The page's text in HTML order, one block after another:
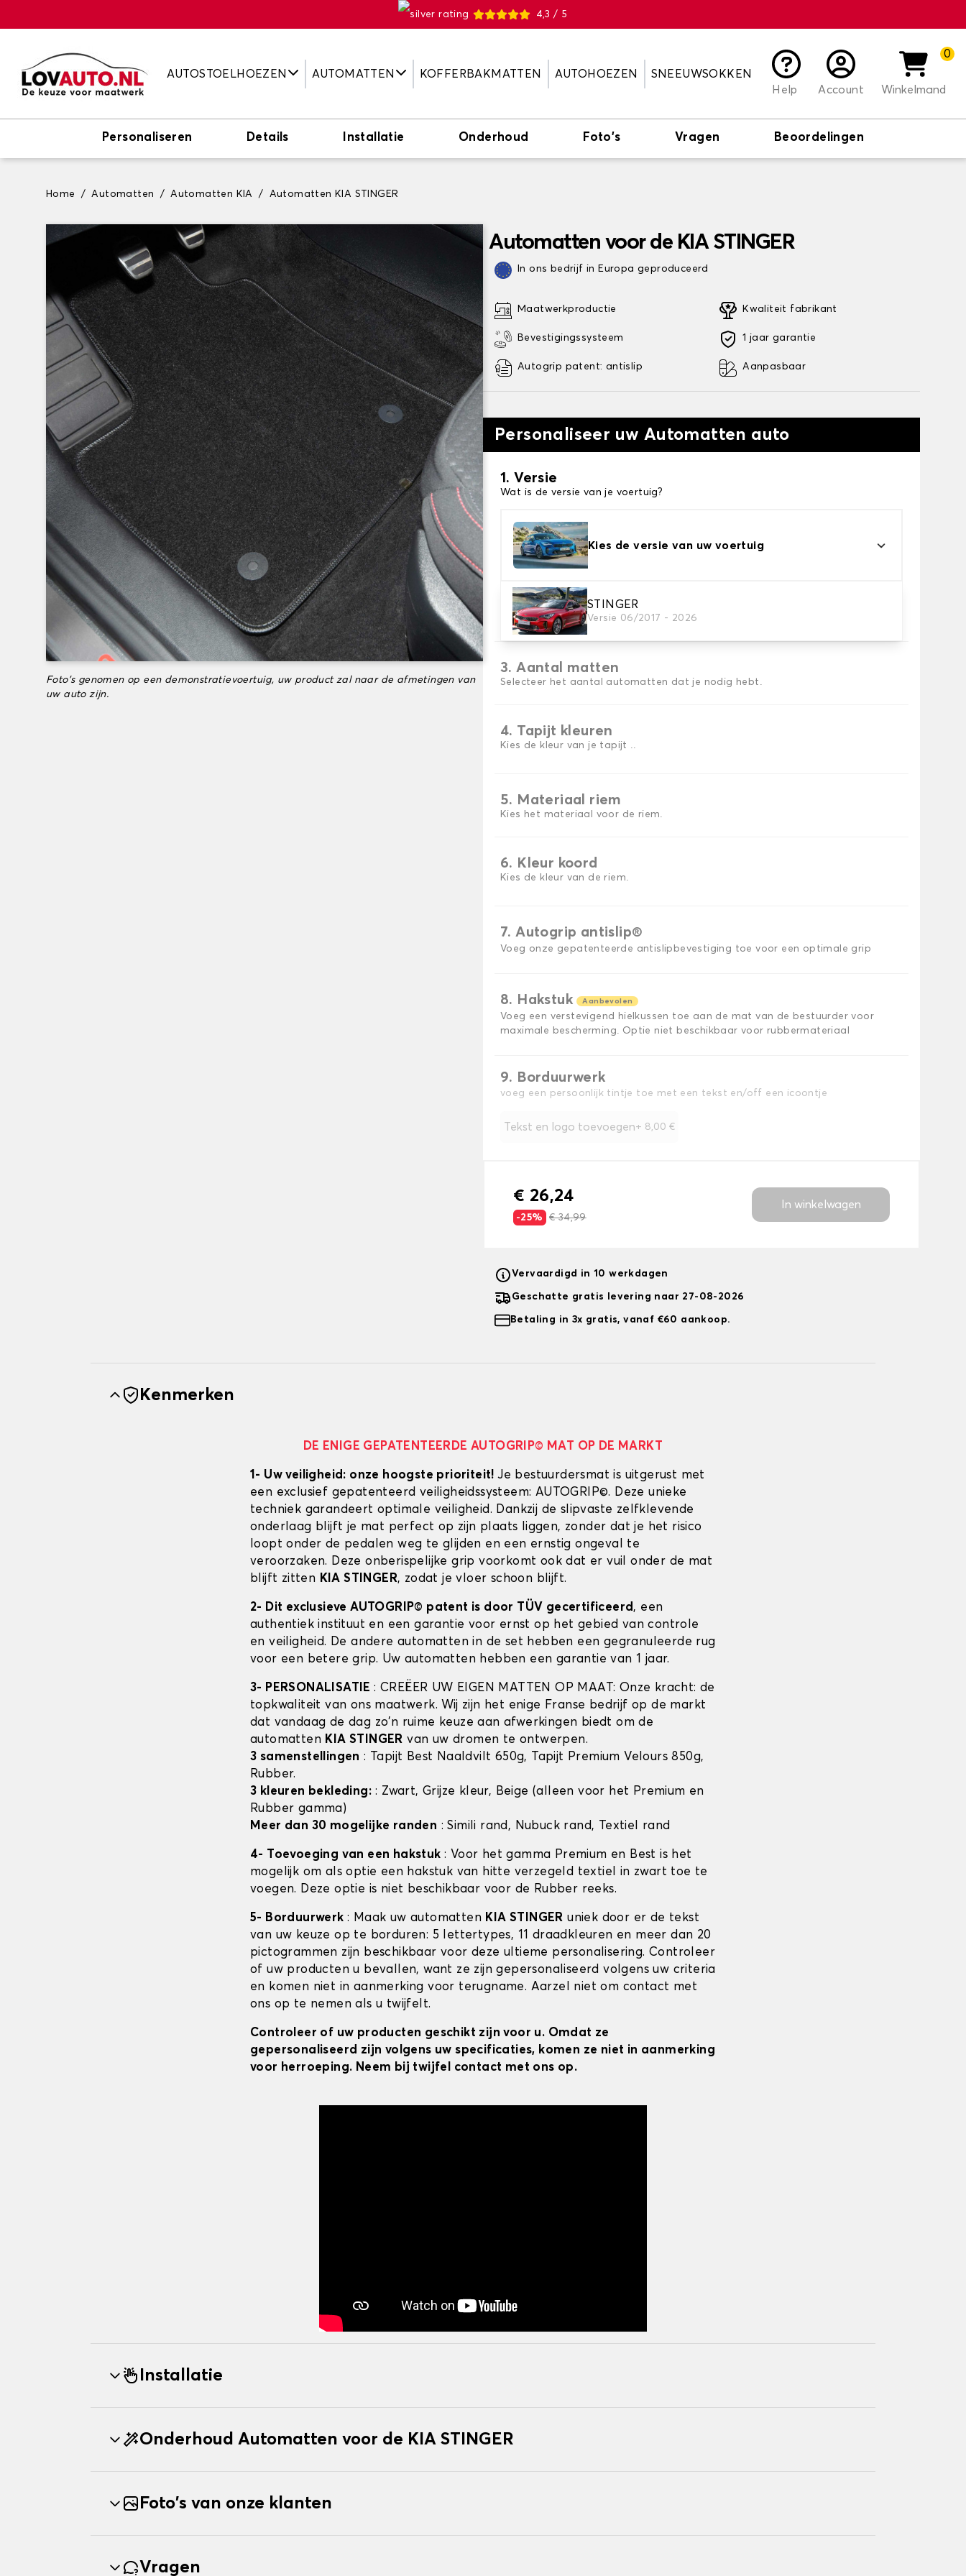
4,3 / 5
AUTOSTOELHOEZEN AUTOMATTEN KOFFERBAKMATTEN AUTOHOEZEN
SNEEUWSOKKEN
Help
Account
0
Winkelmand
Personaliseren Details Installatie Onderhoud Foto's Vragen Beoordelingen
Home Automatten Automatten KIA Automatten KIA STINGER
Foto's genomen op een demonstratievoertuig, uw product zal naar de afmetingen van
uw auto zijn.
Automatten voor de KIA STINGER
In ons bedrijf in Europa geproduceerd
Maatwerkproductie
Bevestigingssysteem
Autogrip patent: antislip
Kwaliteit fabrikant
1 jaar garantie
Aanpasbaar
Personaliseer uw Automatten auto
1. Versie
Wat is de versie van je voertuig?
Kies de versie van uw voertuig
STINGER
Versie 06/2017 - 2026
2. Materiaal
Kies het materiaal van uw automatten
3. Aantal matten
Selecteer het aantal automatten dat je nodig hebt.
4. Tapijt kleuren
Kies de kleur van je tapijt ..
5. Materiaal riem
Kies het materiaal voor de riem.
6. Kleur koord
Kies de kleur van de riem.
7. Autogrip antislip®
Voeg onze gepatenteerde antislipbevestiging toe voor een optimale grip
8. Hakstuk Aanbevolen
Voeg een verstevigend hielkussen toe aan de mat van de bestuurder voor
maximale bescherming. Optie niet beschikbaar voor rubbermateriaal
9. Borduurwerk
voeg een persoonlijk tintje toe met een tekst en/off een icoontje
Tekst en logo toevoegen+ 8,00 €
€ 26,24
-25% € 34,99
In winkelwagen
Vervaardigd in 10 werkdagen
Geschatte gratis levering naar 27-08-2026
Betaling in 3x gratis, vanaf €60 aankoop.
Kenmerken
DE ENIGE GEPATENTEERDE AUTOGRIP© MAT OP DE MARKT
1- Uw veiligheid: onze hoogste prioriteit!Je bestuurdersmat is uitgerust met
een exclusief gepatenteerd veiligheidssysteem: AUTOGRIP©. Deze unieke
techniek garandeert optimale veiligheid. Dankzij de slipvaste zelfklevende
onderlaag blijft je mat perfect op zijn plaats liggen, zonder dat je het risico
loopt onder de pedalen weg te glijden en een ernstig ongeval te
veroorzaken. Deze onberispelijke grip voorkomt ook dat er vuil onder de mat
blijft zitten KIA STINGER, zodat je vloer schoon blijft.
2- Dit exclusieve AUTOGRIP© patent is door TÜV gecertificeerd, een
authentiek instituut en een garantie voor ernst op het gebied van controle
en veiligheid. De andere automatten in de set hebben een gegranuleerde rug
voor een betere grip. Uw automatten hebben een garantie van 1 jaar.
3- PERSONALISATIE: CREËER UW EIGEN MATTEN OP MAAT: Onze kracht: de
topkwaliteit van ons maatwerk. Wij zijn het enige Franse bedrijf op de markt
dat vandaag de dag zo'n ruime keuze aan afwerkingen biedt om de
automatten KIA STINGER van uw dromen te ontwerpen.
3 samenstellingen : Tapijt Best Naaldvilt 650g, Tapijt Premium Velours 850g,
Rubber.
3 kleuren bekleding: : Zwart, Grijze kleur, Beige (alleen voor het Premium en
Rubber gamma)
Meer dan 30 mogelijke randen : Simili rand, Nubuck rand, Textiel rand
4- Toevoeging van een hakstuk : Voor het gamma Premium en Best is het
mogelijk om als optie een hakstuk van hitte verzegeld textiel in zwart toe te
voegen. Deze optie is niet beschikbaar voor de Rubber reeks.
5- Borduurwerk : Maak uw automatten KIA STINGER uniek door er de tekst
van uw keuze op te borduren: 5 lettertypes, 11 draadkleuren en meer dan 20
pictogrammen zijn beschikbaar voor deze ultieme personalisering. Controleer
of uw producten u bevallen, want ze zijn gepersonaliseerd volgens uw criteria
en komen niet in aanmerking voor terugname. Aarzel niet om contact met
ons op te nemen als u twijfelt.
Controleer of uw producten geschikt zijn voor u. Omdat ze
gepersonaliseerd zijn volgens uw specificaties, komen ze niet in aanmerking
voor herroeping. Neem bij twijfel contact met ons op.
Installatie
Onderhoud Automatten voor de KIA STINGER
Foto's van onze klanten
Vragen